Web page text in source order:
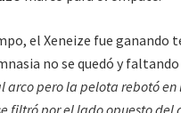
el Xeneize fue ganando
no se quedó y
arco pero la pelota rebotó
filtró por el lado opuesto del